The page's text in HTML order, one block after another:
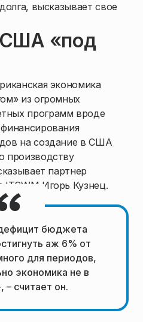
высказывает свое
«под
экономика
из огромных
программ вроде
на создание в США
производству
партнер
ITSWM Игорь Кузнец.
бюджета
аж 6% от
для периодов,
экономика не в
– считает он.